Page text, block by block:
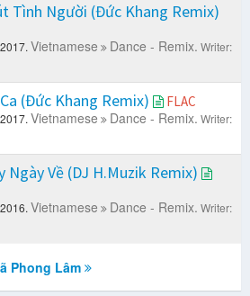
Tình Người (Đức Khang Remix)
2017. Vietnamese Dance - Remix. Writer:
(Đức Khang Remix) FLAC
2017. Vietnamese Dance - Remix. Writer:
Ngày Về (DJ H.Muzik Remix)
2016. Vietnamese Dance - Remix. Writer:
Phong Lâm